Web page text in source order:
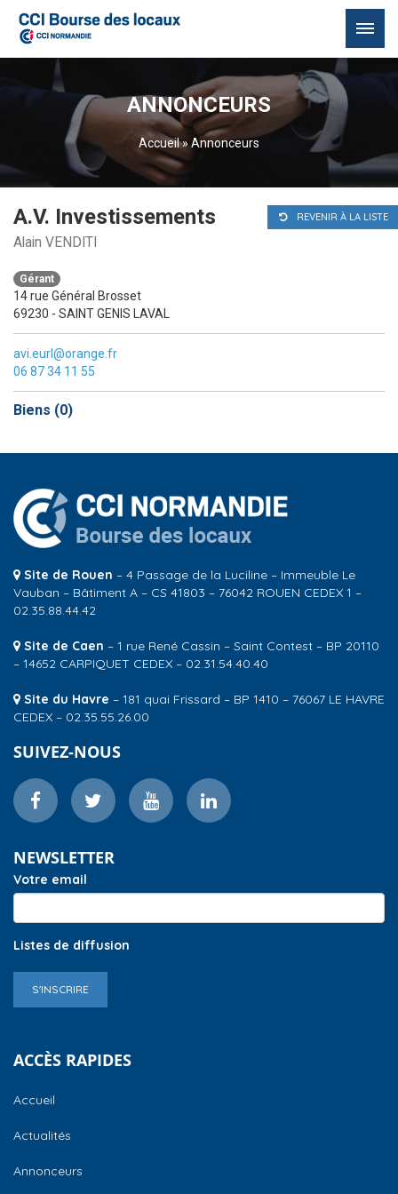
ANNONCEURS
Accueil»Annonceurs
REVENIR À LA LISTE
A.V. Investissements
Alain VENDITI
Gérant
14 rue Général Brosset
69230 - SAINT GENIS LAVAL
avi.eurl@orange.fr
06 87 34 11 55
Biens (0)
Site de Rouen – 4 Passage de la Luciline – Immeuble Le
Vauban – Bâtiment A – CS 41803 – 76042 ROUEN CEDEX 1 –
02.35.88.44.42
Site de Caen – 1 rue René Cassin – Saint Contest – BP 20110
– 14652 CARPIQUET CEDEX – 02.31.54.40.40
Site du Havre – 181 quai Frissard – BP 1410 – 76067 LE HAVRE
CEDEX – 02.35.55.26.00
SUIVEZ-NOUS
NEWSLETTER
Votre email
Listes de diffusion
S'INSCRIRE
ACCÈS RAPIDES
Accueil
Actualités
Annonceurs